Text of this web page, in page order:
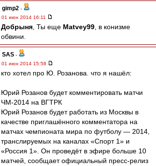
gimp2 -
01 июн 2014 16:11
Добрыня , Ты еще Matvey99 , в конизме
обвини.
SAS -
01 июн 2014 15:58
кто хотел про Ю. Розанова. что я нашёл:
Юрий Розанов будет комментировать матчи
ЧМ-2014 на ВГТРК
Юрий Розанов будет работать из Москвы в
качестве приглашённого комментатора на
матчах чемпионата мира по футболу — 2014,
транслируемых на каналах «Спорт 1» и
«Россия 1». Он проведёт в эфире больше 10
матчей, сообщает официальный пресс-релиз